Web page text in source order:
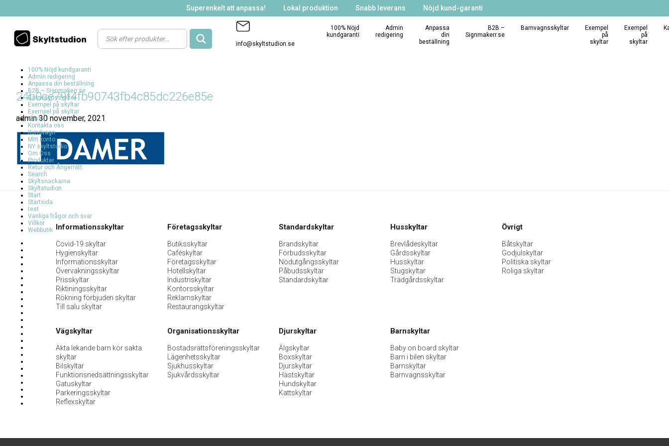
Superenkelt att anpassa! Lokal produktion Snabb leverans Nöjd kund-garanti
Products
search
info@skyltstudion.se
100% Nöjd
kundgaranti
Admin
redigering
Anpassa
din
beställning
B2B –
Signmakerr.se
Barnvagnsskyltar
Exempel
på
skyltar
Exempel
på
skyltar
100% Nöjd kundgaranti
Admin redigering
Anpassa din beställning
B2B – Signmakerr.se
Barnvagnsskyltar
Exempel på skyltar
Exempel på skyltar
Kassa
Kontakta oss
Kundvagn
Mitt konto
NY skyltstudio
Om Oss
Produkter
Retur och Ångerrätt
Search
Skyltsnackarna
Skyltstudion
Start
Startsida
test
Vanliga frågor och svar
Villkor
Webbutik
24b0ce79f4fb90743fb4c85dc226e85e
admin 30 november, 2021
Informationsskyltar
Covid-19 skyltar
Hygienskyltar
Informationsskyltar
Övervakningsskyltar
Prisskyltar
Riktiningsskyltar
Rökning förbjuden skyltar
Till salu skyltar
Företagsskyltar
Butiksskyltar
Caféskyltar
Företagsskyltar
Hotellskyltar
Industriskyltar
Kontorsskyltar
Reklamskyltar
Restaurangskyltar
Standardskyltar
Brandskyltar
Förbudsskyltar
Nödutgångsskyltar
Påbudsskyltar
Standardskyltar
Husskyltar
Brevlådeskyltar
Gårdsskyltar
Husskyltar
Stugskyltar
Trädgårdsskyltar
Övrigt
Båtskyltar
Godjulskyltar
Politiska skyltar
Roliga skyltar
Vägskyltar
Akta lekande barn kör sakta
skyltar
Bilskyltar
Funktionsnedsättningsskyltar
Gatuskyltar
Parkeringsskyltar
Reflexskyltar
Organisationsskyltar
Bostadsrättsföreningsskyltar
Lägenhetsskyltar
Sjukhusskyltar
Sjukvårdsskyltar
Djurskyltar
Älgskyltar
Boxskyltar
Djurskyltar
Hästskyltar
Hundskyltar
Kattskyltar
Barnskyltar
Baby on board skyltar
Barn i bilen skyltar
Barnskyltar
Barnvagnsskyltar